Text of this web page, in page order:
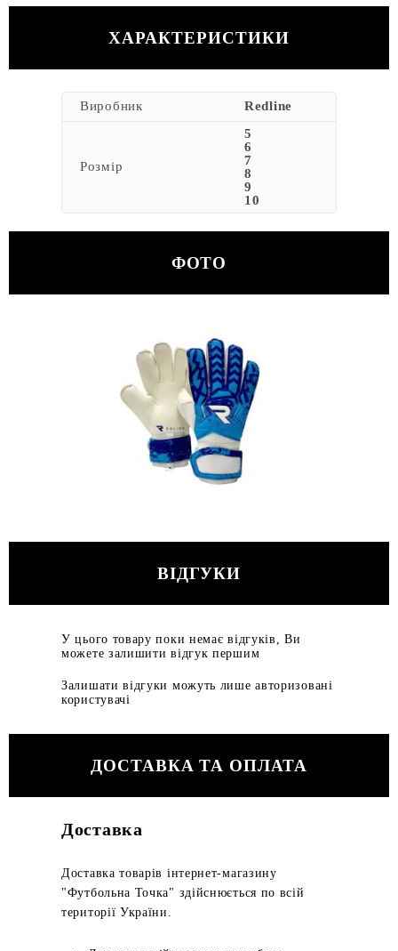
ХАРАКТЕРИСТИКИ
Виробник Redline
Розмір
5
6
7
8
9
10
ФОТО
ВІДГУКИ
У цього товару поки немає відгуків, Ви
можете залишити відгук першим
Залишати відгуки можуть лише авторизовані
користувачі
ДОСТАВКА ТА ОПЛАТА
Доставка
Доставка товарів інтернет-магазину
"Футбольна Точка" здійснюється по всій
території України.